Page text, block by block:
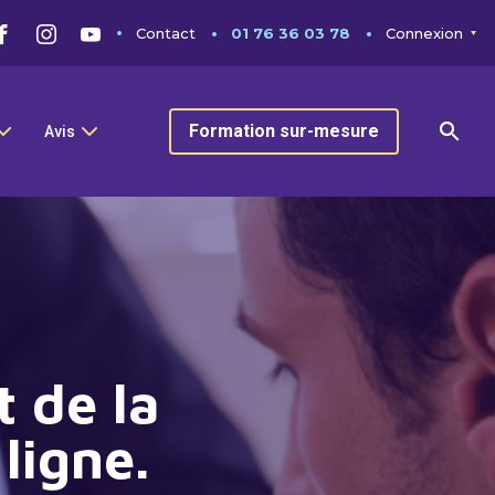
Contact 01 76 36 03 78 Connexion
Avis Formation sur-mesure
de la